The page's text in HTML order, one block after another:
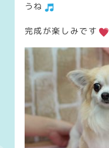
うね
完成が楽しみです